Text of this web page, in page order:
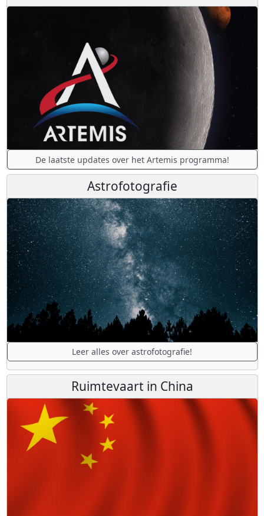
De laatste updates over het Artemis programma!
Astrofotografie
Leer alles over astrofotografie!
Ruimtevaart in China